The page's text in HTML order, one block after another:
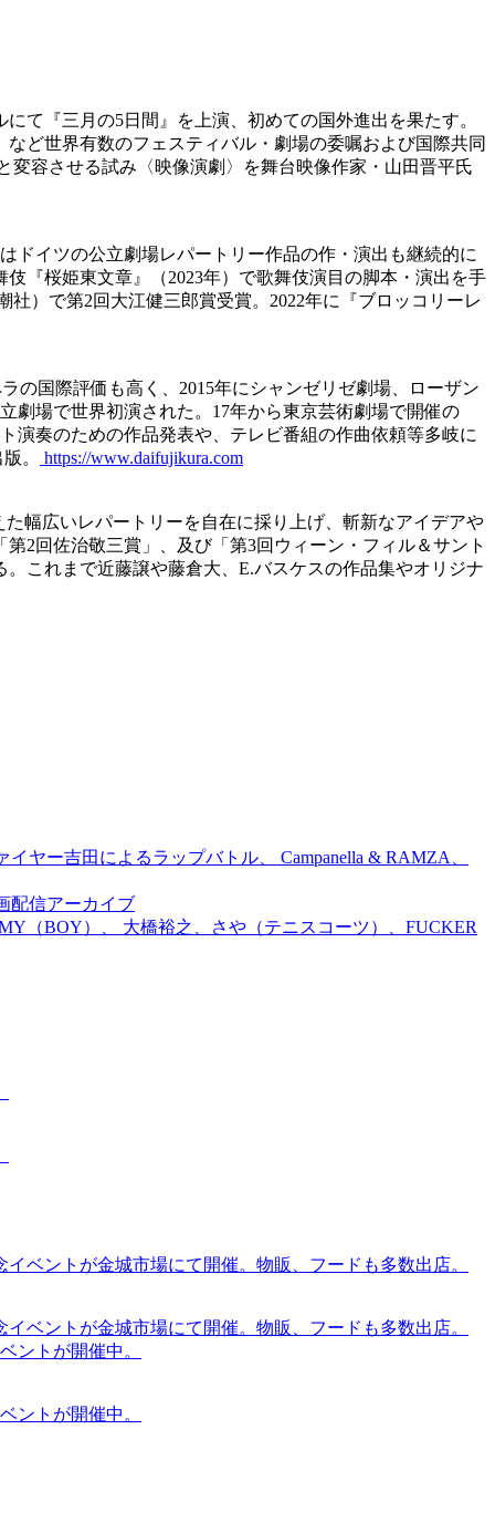
て『三月の5日間』を上演、初めての国外進出を果たす。
ど世界有数のフェスティバル・劇場の委嘱および国際共同
容させる試み〈映像演劇〉を舞台映像作家・山田晋平氏
ドイツの公立劇場レパートリー作品の作・演出も継続的に
『桜姫東文章』（2023年）で歌舞伎演目の脚本・演出を手
）で第2回大江健三郎賞受賞。2022年に『ブロッコリーレ
の国際評価も高く、2015年にシャンゼリゼ劇場、ローザン
劇場で世界初演された。17年から東京芸術劇場で開催の
演奏のための作品発表や、テレビ番組の作曲依頼等多岐に
。
https://www.daifujikura.com
幅広いレパートリーを自在に採り上げ、斬新なアイデアや
2回佐治敬三賞」、及び「第3回ウィーン・フィル＆サント
これまで近藤譲や藤倉大、E.バスケスの作品集やオリジナ
ヤー吉田によるラップバトル、 Campanella & RAMZA、
配信アーカイブ
（BOY）、 大橋裕之、さや（テニスコーツ）、FUCKER
ベントが金城市場にて開催。物販、フードも多数出店。
ベントが金城市場にて開催。物販、フードも多数出店。
ントが開催中。
ントが開催中。